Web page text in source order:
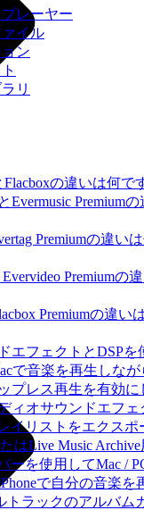
レーヤー
イル
ン
リ
Flacboxの違いは何で
Evermusic Premium
Premiumの違い
Evervideo Premiumの
Premiumの違い
エフェクトとDSPを
で音楽を再生しな
プレス再生を有効
ィオサウンドエフ
イリストをエクス
たはLive Music
ーを使用してMac /
で自分の音楽を
トラックのアルバ